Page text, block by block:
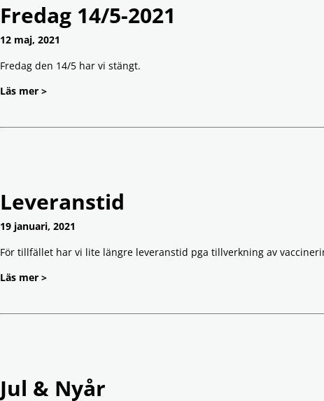
Fredag 14/5-2021
12 maj, 2021
Fredag den 14/5 har vi stängt.
Läs mer >
Leveranstid
19 januari, 2021
För tillfället har vi lite längre leveranstid pga tillverkning av
Läs mer >
Jul & Nyår